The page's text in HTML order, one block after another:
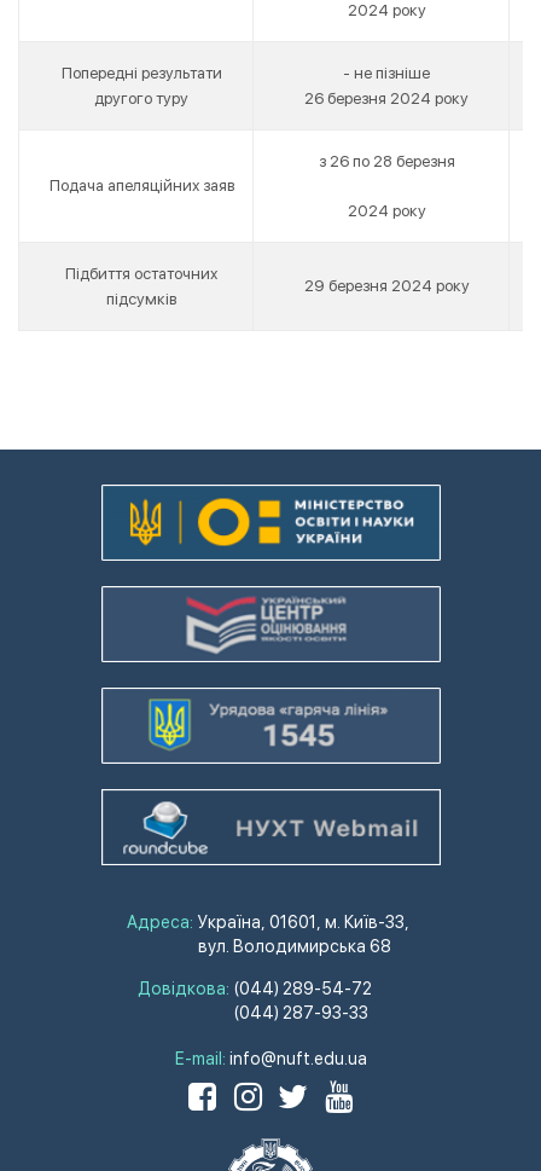
2024 року
Попередні результати
другого туру
- не пізніше
26 березня 2024 року
Подача апеляційних заяв
з 26 по 28 березня
2024 року
Підбиття остаточних
підсумків
29 березня 2024 року
Адреса: Україна, 01601, м. Київ-33,
вул. Володимирська 68
Довідкова: (044) 289-54-72
(044) 287-93-33
E-mail: info@nuft.edu.ua